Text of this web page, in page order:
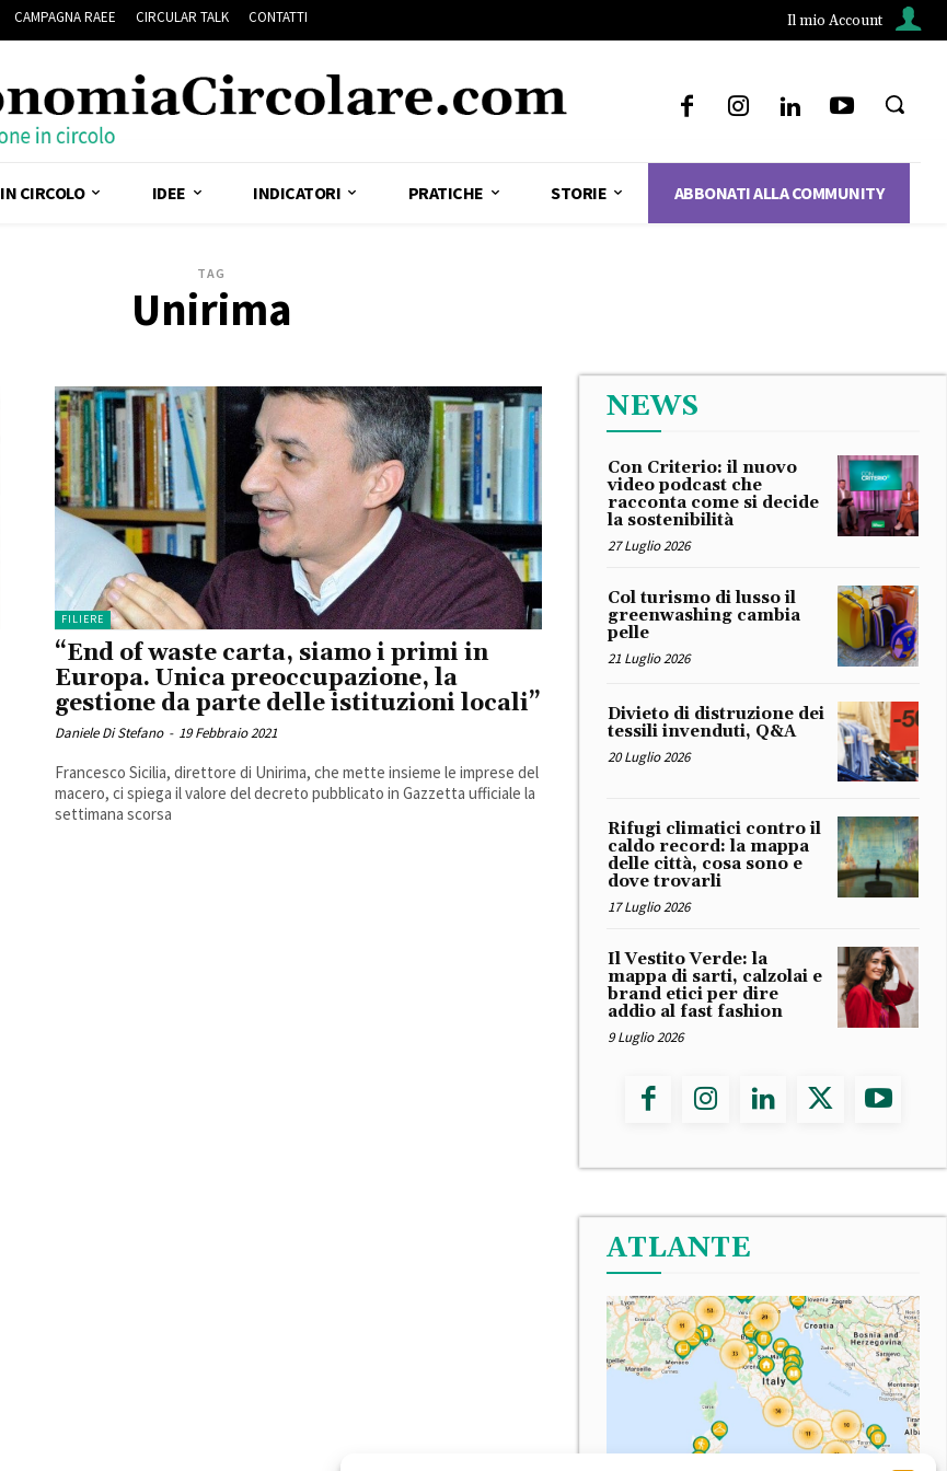
CAMPAGNA RAEE CIRCULAR TALK CONTATTI Il mio Account
IN CIRCOLO IDEE INDICATORI PRATICHE STORIE ABBONATI ALLA COMMUNITY
TAG
Unirima
FILIERE
“End of waste carta, siamo i primi in
Europa. Unica preoccupazione, la
gestione da parte delle istituzioni locali”
Daniele Di Stefano - 19 Febbraio 2021
Francesco Sicilia, direttore di Unirima, che mette insieme le imprese del
macero, ci spiega il valore del decreto pubblicato in Gazzetta ufficiale la
settimana scorsa
NEWS
Con Criterio: il nuovo
video podcast che
racconta come si decide
la sostenibilità
27 Luglio 2026
Col turismo di lusso il
greenwashing cambia
pelle
21 Luglio 2026
Divieto di distruzione dei
tessili invenduti, Q&A
20 Luglio 2026
Rifugi climatici contro il
caldo record: la mappa
delle città, cosa sono e
dove trovarli
17 Luglio 2026
Il Vestito Verde: la
mappa di sarti, calzolai e
brand etici per dire
addio al fast fashion
9 Luglio 2026
ATLANTE